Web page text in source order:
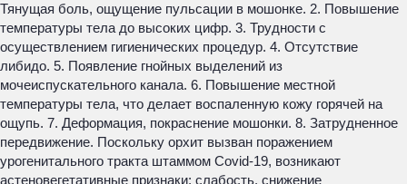
Тянущая боль, ощущение пульсации в мошонке. 2. Повышение
температуры тела до высоких цифр. 3. Трудности с
осуществлением гигиенических процедур. 4. Отсутствие
либидо. 5. Появление гнойных выделений из
мочеиспускательного канала. 6. Повышение местной
температуры тела, что делает воспаленную кожу горячей на
ощупь. 7. Деформация, покраснение мошонки. 8. Затрудненное
передвижение. Поскольку орхит вызван поражением
урогенитального тракта штаммом Covid-19, возникают
астеновегетативные признаки: слабость, снижение